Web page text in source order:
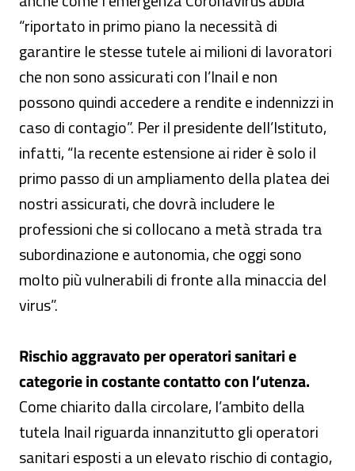
“riportato in primo piano la necessità di
garantire le stesse tutele ai milioni di lavoratori
che non sono assicurati con l’Inail e non
possono quindi accedere a rendite e indennizzi in
caso di contagio”. Per il presidente dell’Istituto,
infatti, “la recente estensione ai rider è solo il
primo passo di un ampliamento della platea dei
nostri assicurati, che dovrà includere le
professioni che si collocano a metà strada tra
subordinazione e autonomia, che oggi sono
molto più vulnerabili di fronte alla minaccia del
virus”.
Rischio aggravato per operatori sanitari e
categorie in costante contatto con l’utenza.
Come chiarito dalla circolare, l’ambito della
tutela Inail riguarda innanzitutto gli operatori
sanitari esposti a un elevato rischio di contagio,